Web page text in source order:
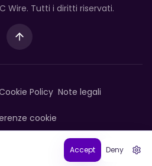
Wire. Tutti i diritti riservati.
Policy Note legali
cookie
Accept Deny